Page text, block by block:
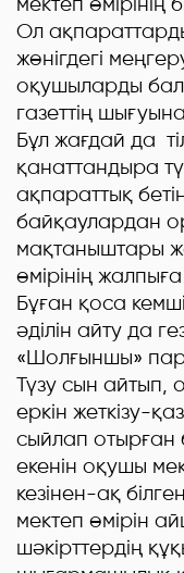
Ол ақпараттарды
жөнігдегі
оқушыларды
газеттің
Бұл жағдай да
қанаттандыра
ақпараттық
байқаулардан
мақтаныштары
өмірінің
Бұған қоса
әділін айту да
«Шолғыншы»
Түзу сын айтып,
еркін жеткізу-
сыйлап отырған
екенін оқушы
кезінен-ақ
мектеп өмірін
шәкірттердің